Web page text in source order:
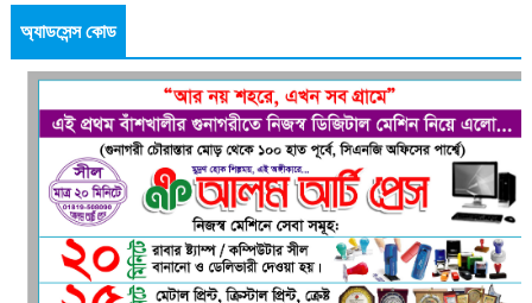
অ্যাডসেন্স কোড